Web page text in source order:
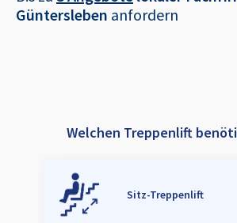
Güntersleben anfordern
Welchen Treppenlift
Sitz-Treppenlift